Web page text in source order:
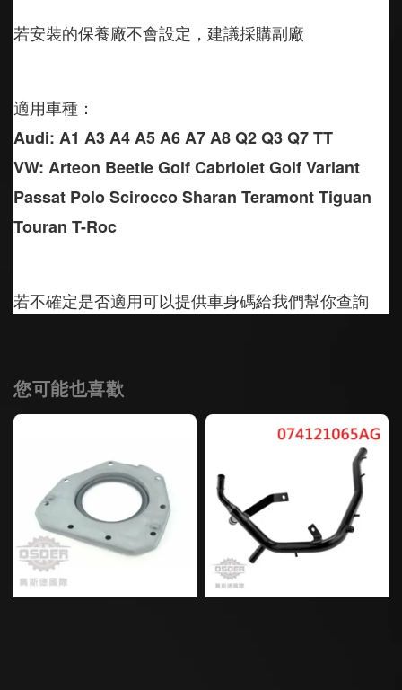
若安裝的保養廠不會設定，建議採購副廠
適用車種：
Audi: A1 A3 A4 A5 A6 A7 A8 Q2 Q3 Q7 TT
VW: Arteon Beetle Golf Cabriolet Golf Variant
Passat Polo Scirocco Sharan Teramont Tiguan
Touran T-Roc
若不確定是否適用可以提供車身碼給我們幫你查詢
您可能也喜歡